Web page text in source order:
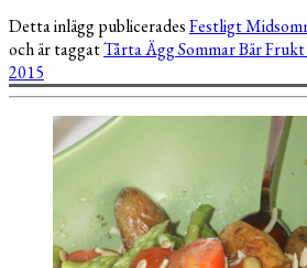
Detta inlägg publiceradesFestligt
och är taggatTårtaÄggSommarBärFrukt
2015